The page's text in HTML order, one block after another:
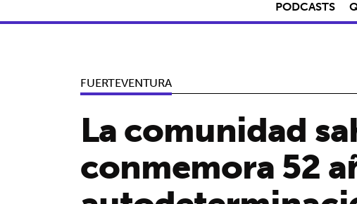
PODCASTS
FUERTEVENTURA
La comunidad
conmemora 52